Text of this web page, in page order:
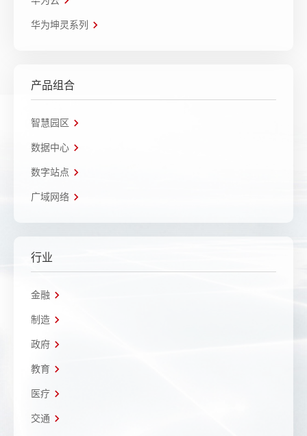
华为坤灵系列
产品组合
智慧园区
数据中心
数字站点
广域网络
行业
金融
制造
政府
教育
医疗
交通